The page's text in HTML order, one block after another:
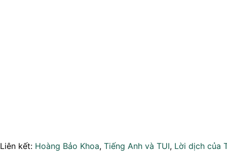
Liên kết: Hoàng Bảo Khoa, Tiếng Anh và TUI, Lời dịch của